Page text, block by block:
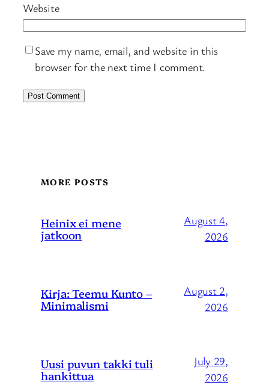
Website
Save my name, email, and website in this
browser for the next time I comment.
MORE POSTS
Heinix ei mene
jatkoon
August 4,
2026
Kirja: Teemu Kunto –
Minimalismi
August 2,
2026
Uusi puvun takki tuli
hankittua
July 29,
2026